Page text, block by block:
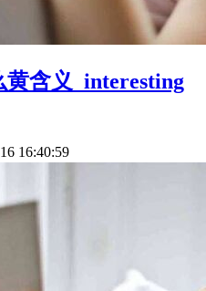
含义_interesting
16:40:59